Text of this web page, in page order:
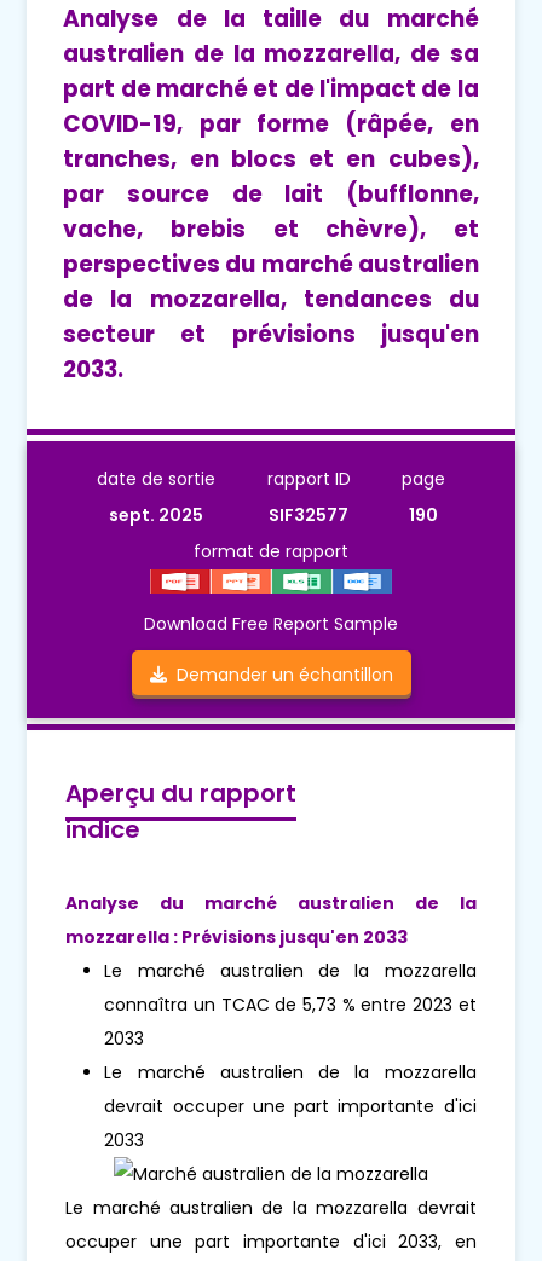
Analyse de la taille du marché
australien de la mozzarella, de sa
part de marché et de l'impact de la
COVID-19, par forme (râpée, en
tranches, en blocs et en cubes),
par source de lait (bufflonne,
vache, brebis et chèvre), et
perspectives du marché australien
de la mozzarella, tendances du
secteur et prévisions jusqu'en
2033.
date de sortie
sept. 2025
rapport ID
SIF32577
page
190
format de rapport
Download Free Report Sample
Demander un échantillon
Aperçu du rapport
indice
Analyse du marché australien de la
mozzarella : Prévisions jusqu'en 2033
Le marché australien de la mozzarella
connaîtra un TCAC de 5,73 % entre 2023 et
2033
Le marché australien de la mozzarella
devrait occuper une part importante d'ici
2033
Le marché australien de la mozzarella devrait
occuper une part importante d'ici 2033, en